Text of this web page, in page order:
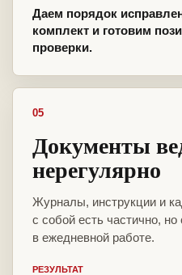
Даем порядок
комплект и готовим
проверки.
05
Документы
нерегулярно
Журналы, инструкции и
с собой есть частично,
в ежедневной работе.
РЕЗУЛЬТАТ